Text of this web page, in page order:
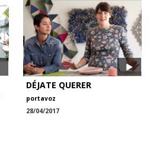
DÉJATE QUERER
portavoz
28/04/2017